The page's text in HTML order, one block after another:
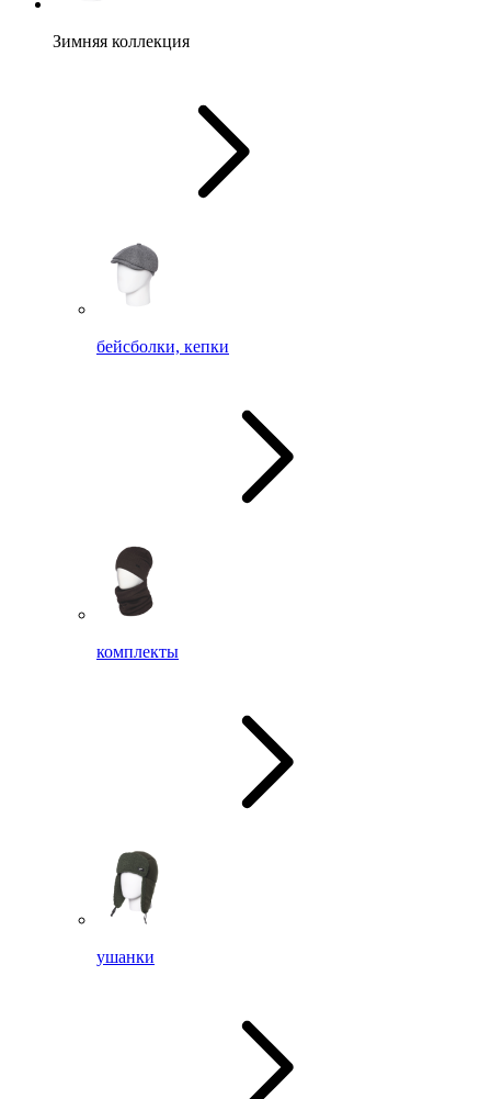
Зимняя коллекция
бейсболки, кепки
комплекты
ушанки